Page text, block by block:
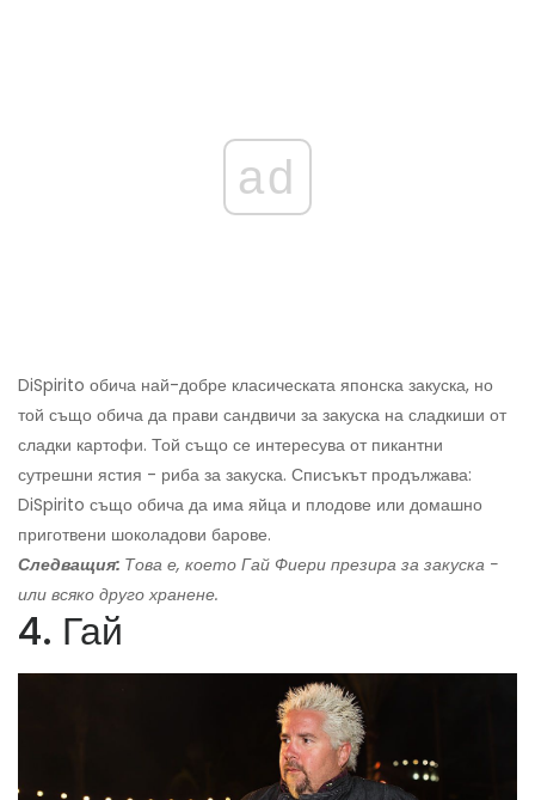
ad
DiSpirito обича най-добре класическата японска закуска, но
той също обича да прави сандвичи за закуска на сладкиши от
сладки картофи. Той също се интересува от пикантни
сутрешни ястия - риба за закуска. Списъкът продължава:
DiSpirito също обича да има яйца и плодове или домашно
приготвени шоколадови барове.
Следващия: Това е, което Гай Фиери презира за закуска -
или всяко друго хранене.
4. Гай